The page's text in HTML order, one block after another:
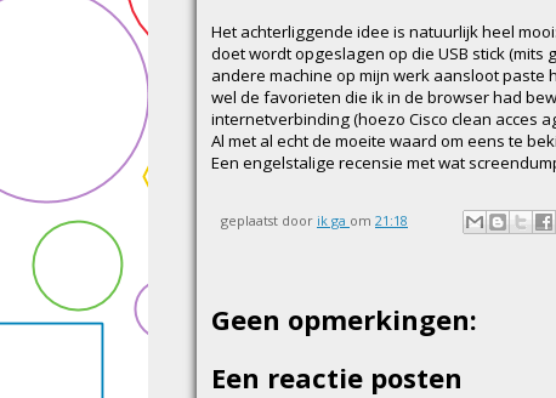
Het achterliggende idee is natuurlijk heel
doet wordt opgeslagen op die USB stick
andere machine op mijn werk aansloot paste
wel de favorieten die ik in de browser had
internetverbinding (hoezo Cisco clean acces
Al met al echt de moeite waard om eens te
Een engelstalige recensie met wat
geplaatst door ik ga om 21:18
Geen opmerkingen:
Een reactie posten